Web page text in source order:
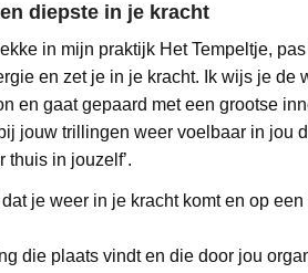
diepste in je kracht
in mijn praktijk Het Tempeltje,
en zet je in je kracht. Ik wijs je de
en gaat gepaard met een grootse
jouw trillingen weer voelbaar in jou
thuis in jouzelf’.
je weer in je kracht komt en op
die plaats vindt en die door jou